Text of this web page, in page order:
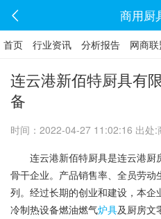
商用厨
首页 行业资讯 分析报告 网商联
连云港新佰特厨具有
备
时间：2022-04-27 11:02:16 出处:
连云港新佰特厨具是连云港厨
骨干企业。产品销售率、全员劳
列。经过长期的创业和建设，本企
冷制热设备燃油燃气炉具及厨房文